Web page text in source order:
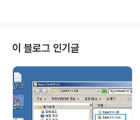
이 블로그 인기글